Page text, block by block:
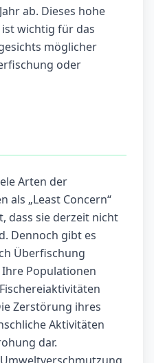
ab. Dieses hohe
wichtig für das
möglicher
oder
Arten der
als „Least Concern“
dass sie derzeit nicht
Dennoch gibt es
Überfischung
Populationen
Zerstörung ihres
Aktivitäten
dar.